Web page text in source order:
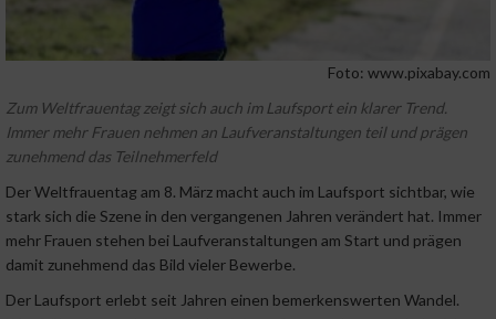
Foto: www.pixabay.com
Zum Weltfrauentag zeigt sich auch im Laufsport ein klarer Trend.
Immer mehr Frauen nehmen an Laufveranstaltungen teil und prägen
zunehmend das Teilnehmerfeld
Der Weltfrauentag am 8. März macht auch im Laufsport sichtbar, wie
stark sich die Szene in den vergangenen Jahren verändert hat. Immer
mehr Frauen stehen bei Laufveranstaltungen am Start und prägen
damit zunehmend das Bild vieler Bewerbe.
Der Laufsport erlebt seit Jahren einen bemerkenswerten Wandel.